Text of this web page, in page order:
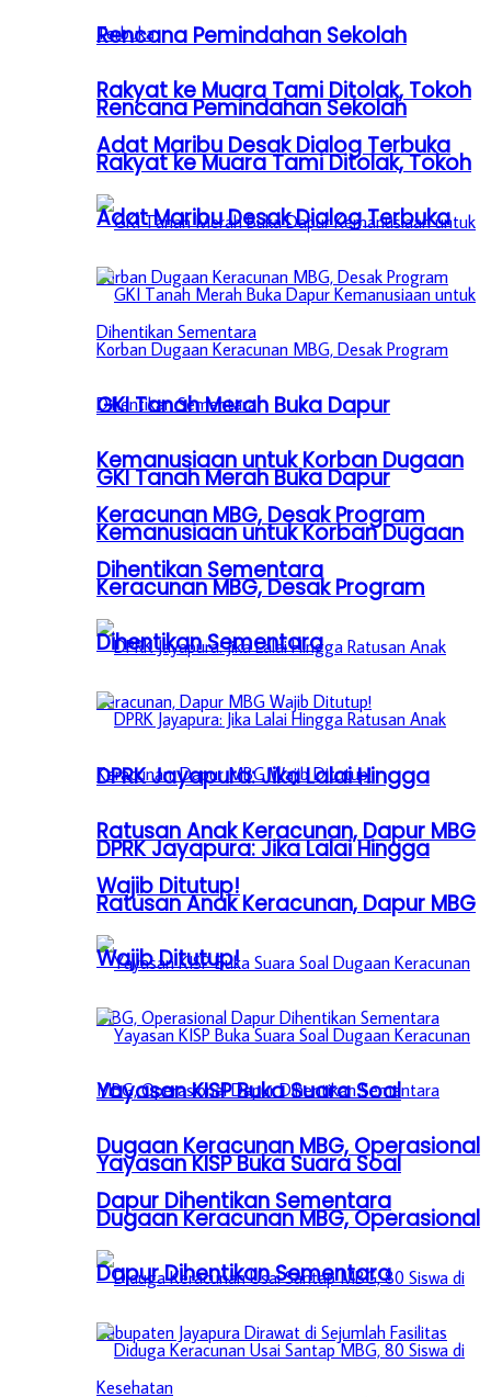
Rencana Pemindahan Sekolah
Rakyat ke Muara Tami Ditolak, Tokoh
Adat Maribu Desak Dialog Terbuka
GKI Tanah Merah Buka Dapur
Kemanusiaan untuk Korban Dugaan
Keracunan MBG, Desak Program
Dihentikan Sementara
DPRK Jayapura: Jika Lalai Hingga
Ratusan Anak Keracunan, Dapur MBG
Wajib Ditutup!
Yayasan KISP Buka Suara Soal
Dugaan Keracunan MBG, Operasional
Dapur Dihentikan Sementara
Rencana Pemindahan Sekolah
Rakyat ke Muara Tami Ditolak, Tokoh
Adat Maribu Desak Dialog Terbuka
GKI Tanah Merah Buka Dapur
Kemanusiaan untuk Korban Dugaan
Keracunan MBG, Desak Program
Dihentikan Sementara
DPRK Jayapura: Jika Lalai Hingga
Ratusan Anak Keracunan, Dapur MBG
Wajib Ditutup!
Yayasan KISP Buka Suara Soal
Dugaan Keracunan MBG, Operasional
Dapur Dihentikan Sementara